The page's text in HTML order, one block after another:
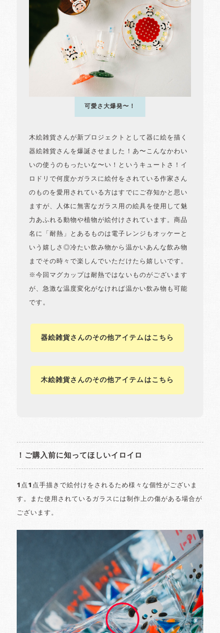
可愛さ大爆発〜！
木絵雑貨さんが新プロジェクトとして器に絵を描く
器絵雑貨さんを爆誕させました！あ〜こんなかわい
いの使うのもったいな〜い！というキュートさ！イ
ロドリで何度かガラスに絵付をされている作家さん
のものを愛用されている方はすでにご存知かと思い
ますが、人体に無害なガラス用の絵具を使用して魅
力あふれる動物や植物が絵付けされています。商品
名に「耐熱」とあるものは電子レンジもオッケーと
いう嬉しさ◎冷たい飲み物から温かいあんな飲み物
までその時々で楽しんでいただけたら嬉しいです。
※今回マグカップは耐熱ではないものがございます
が、急激な温度変化がなければ温かい飲み物も可能
です。
器絵雑貨さんのその他アイテムはこちら
木絵雑貨さんのその他アイテムはこちら
！ご購入前に知ってほしいイロイロ
1点1点手描きで絵付けをされるため様々な個性がございま
す。また使用されているガラスには制作上の傷がある場合が
ございます。